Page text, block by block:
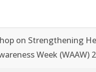
on Strengthening
Week (WAAW)